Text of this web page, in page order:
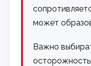
может
Важно